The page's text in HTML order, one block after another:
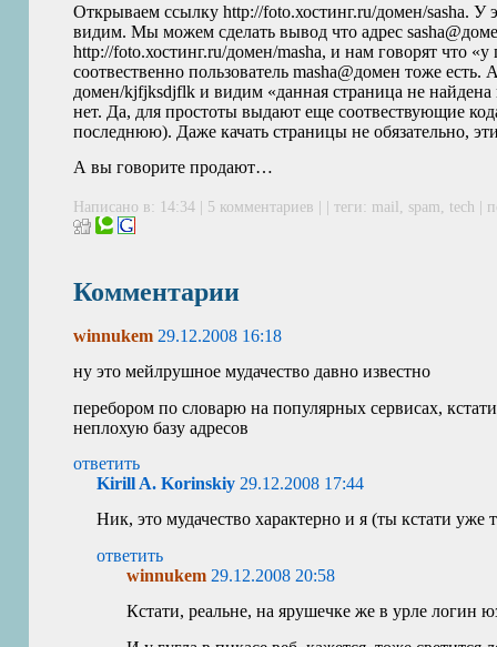
Открываем ссылку http://foto.хостинг.ru/домен/sasha. У
видим. Мы можем сделать вывод что адрес
http://foto.хостинг.ru/домен/masha, и нам говорят что
соотвественно пользователь masha@домен тоже
домен/kjfjksdjflk и видим «данная страница не
нет. Да, для простоты выдают еще соотвествующие
последнюю). Даже качать страницы не обязательно,
А вы говорите продают…
Написано в: 14:34 | 5 комментариев | | теги: mail, spam, tech |
Комментарии
winnukem 29.12.2008 16:18
ну это мейлрушное мудачество давно известно
перебором по словарю на популярных сервисах,
неплохую базу адресов
ответить
Kirill A. Korinskiy 29.12.2008 17:44
Ник, это мудачество характерно и я (ты кстати уже
ответить
winnukem 29.12.2008 20:58
Кстати, реальне, на ярушечке же в урле логин